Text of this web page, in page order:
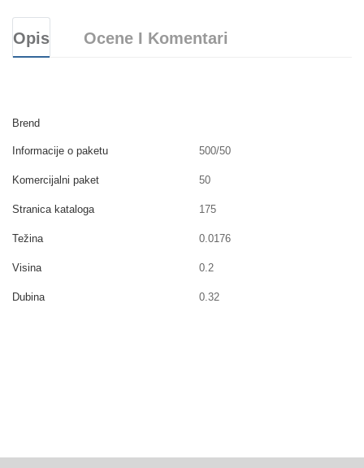
Opis Ocene I Komentari
Brend
Informacije o paketu 500/50
Komercijalni paket 50
Stranica kataloga 175
Težina 0.0176
Visina 0.2
Dubina 0.32